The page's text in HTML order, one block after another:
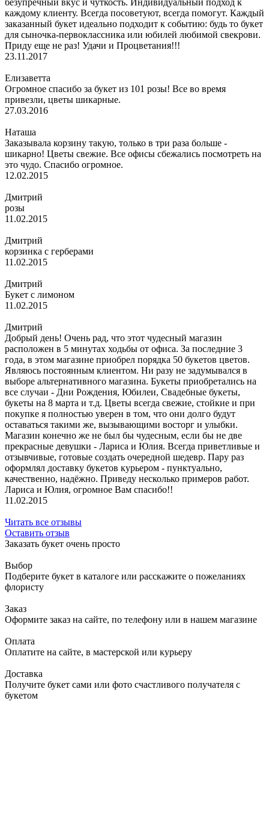
каждому клиенту. Всегда посоветуют, всегда помогут. Каждый
заказанный букет идеально подходит к событию: будь то букет
для сыночка-первоклассника или юбилей любимой свекрови.
Приду еще не раз! Удачи и Процветания!!!
23.11.2017
Елизаветта
Огромное спасибо за букет из 101 розы! Все во время
привезли, цветы шикарные.
27.03.2016
Наташа
Заказывала корзину такую, только в три раза больше -
шикарно! Цветы свежие. Все офисы сбежались посмотреть на
это чудо. Спасибо огромное.
12.02.2015
Дмитрий
розы
11.02.2015
Дмитрий
корзинка с герберами
11.02.2015
Дмитрий
Букет с лимоном
11.02.2015
Дмитрий
Добрый день! Очень рад, что этот чудесный магазин
расположен в 5 минутах ходьбы от офиса. За последние 3
года, в этом магазине приобрел порядка 50 букетов цветов.
Являюсь постоянным клиентом. Ни разу не задумывался в
выборе альтернативного магазина. Букеты приобретались на
все случаи - Дни Рождения, Юбилеи, Свадебные букеты,
букеты на 8 марта и т.д. Цветы всегда свежие, стойкие и при
покупке я полностью уверен в том, что они долго будут
оставаться такими же, вызывающими восторг и улыбки.
Магазин конечно же не был бы чудесным, если бы не две
прекрасные девушки - Лариса и Юлия. Всегда приветливые и
отзывчивые, готовые создать очередной шедевр. Пару раз
оформлял доставку букетов курьером - пунктуально,
качественно, надёжно. Приведу несколько примеров работ.
Лариса и Юлия, огромное Вам спасибо!!
11.02.2015
Читать все отзывы
Оставить отзыв
Заказать букет очень просто
Выбор
Подберите букет в каталоге или расскажите о пожеланиях
флористу
Заказ
Оформите заказ на сайте, по телефону или в нашем магазине
Оплата
Оплатите на сайте, в мастерской или курьеру
Доставка
Получите букет сами или фото счастливого получателя с
букетом